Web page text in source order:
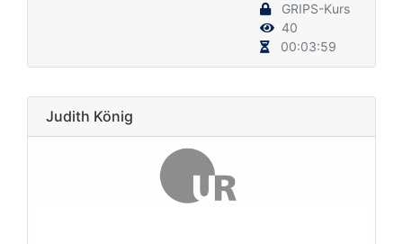
GRIPS-Kurs
40
00:03:59
Judith König